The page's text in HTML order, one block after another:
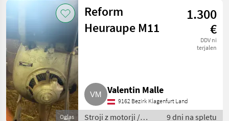
Motorna kosilnica/
prekopalnik
Oglas
Reform
Heuraupe M11
1.300
€
DDV ni
terjalen
Valentin Malle
9162 Bezirk Klagenfurt Land
Stroji z motorji /
9 dni na spletu